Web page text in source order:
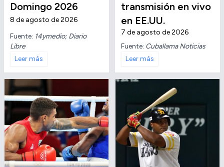
Domingo 2026
8 de agosto de 2026
Fuente: 14ymedio; Diario
Libre
Leer más
transmisión en vivo
en EE.UU.
7 de agosto de 2026
Fuente: Cuballama Noticias
Leer más